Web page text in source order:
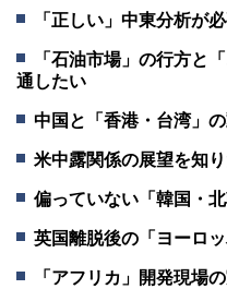
「正しい」中東分析が
「石油市場」の行方と
通したい
中国と「香港・台湾」
米中露関係の展望を知
偏っていない「韓国・
英国離脱後の「ヨーロ
「アフリカ」開発現場